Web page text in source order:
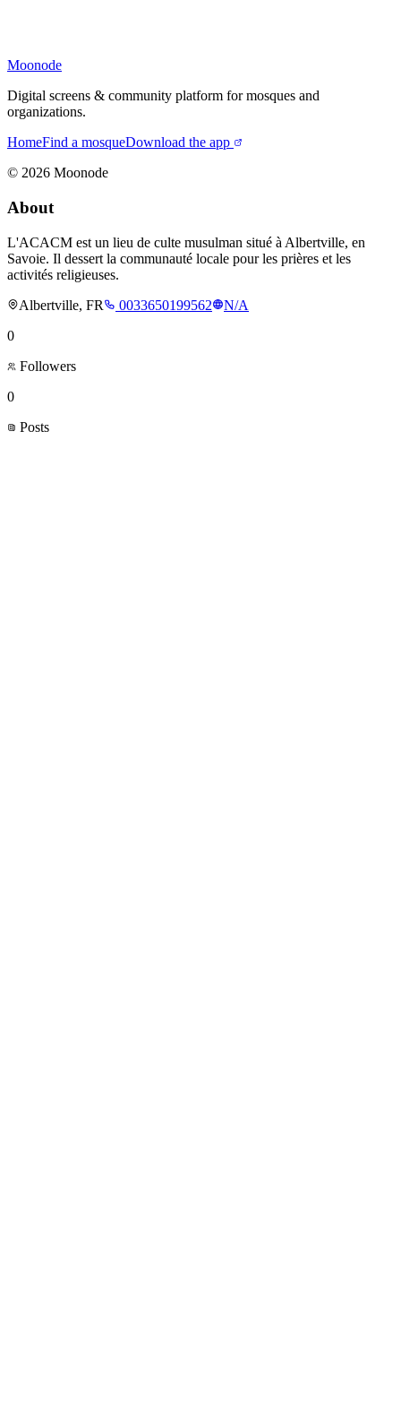
Moonode
Digital screens & community platform for mosques and
organizations.
HomeFind a mosqueDownload the app
© 2026 Moonode
About
L'ACACM est un lieu de culte musulman situé à Albertville, en
Savoie. Il dessert la communauté locale pour les prières et les
activités religieuses.
Albertville, FR
0033650199562
N/A
0
Followers
0
Posts